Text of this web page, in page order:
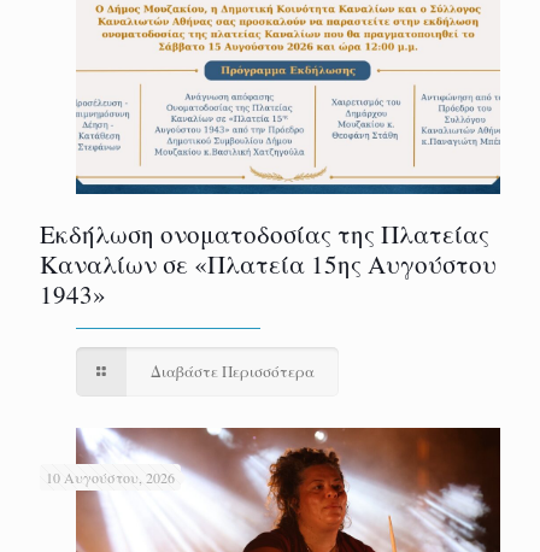
Εκδήλωση ονοματοδοσίας της Πλατείας
Καναλίων σε «Πλατεία 15ης Αυγούστου
1943»
Διαβάστε Περισσότερα
10 Αυγούστου, 2026